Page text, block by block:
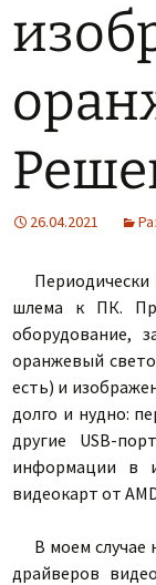
26.04.2021
шлема к ПК.
оборудование,
оранжевый
есть) и
долго и нудно:
другие USB-
информации в
видеокарт от
В моем случае
драйверов